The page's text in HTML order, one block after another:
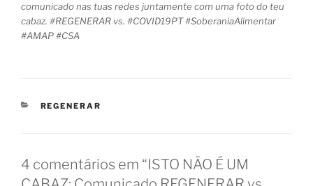
comunicado nas tuas redes juntamente com uma foto do teu
cabaz. #REGENERAR vs. #COVID19PT #SoberaniaAlimentar
#AMAP #CSA
CATEGORIAS
REGENERAR
4 comentários em “ISTO NÃO É UM